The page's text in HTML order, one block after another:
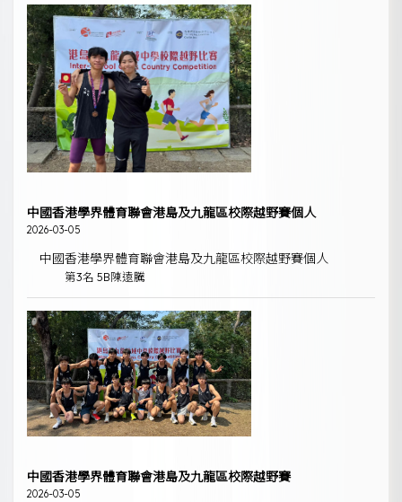
中國香港學界體育聯會港島及九龍區校際越野賽個人
2026-03-05
中國香港學界體育聯會港島及九龍區校際越野賽個人
第3名 5B陳遠騰
中國香港學界體育聯會港島及九龍區校際越野賽
2026-03-05